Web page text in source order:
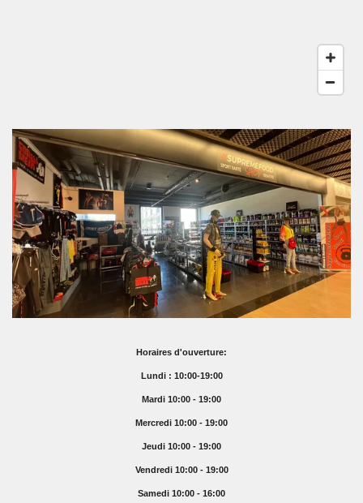
Horaires d'ouverture:
Lundi : 10:00-19:00
Mardi 10:00 - 19:00
Mercredi 10:00 - 19:00
Jeudi 10:00 - 19:00
Vendredi 10:00 - 19:00
Samedi 10:00 - 16:00